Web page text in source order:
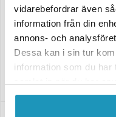
vidarebefordrar även
information från din
annons- och
Dessa kan i sin tur
information som du har
Originaldel från CF Moto.
lossar drivaxel.
Axeln passar de CF Moto-